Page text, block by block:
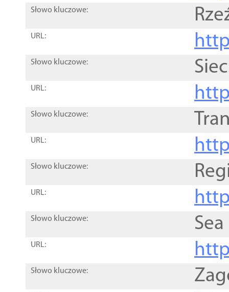
Słowo kluczowe:
URL:
Słowo kluczowe:
URL:
Słowo kluczowe:
URL:
Słowo kluczowe:
URL:
Słowo kluczowe:
URL:
Słowo kluczowe: